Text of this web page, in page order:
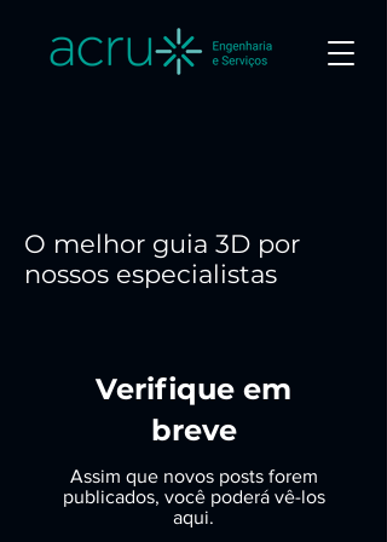
O melhor guia 3D por
nossos especialistas
Verifique em
breve
Assim que novos posts forem
publicados, você poderá vê-los
aqui.